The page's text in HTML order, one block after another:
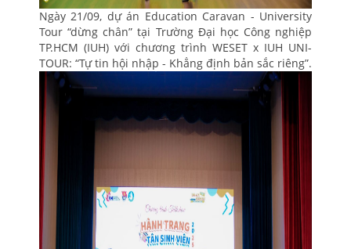
Ngày 21/09, dự án Education Caravan - University
Tour “dừng chân” tại Trường Đại học Công nghiệp
TP.HCM (IUH) với chương trình WESET x IUH UNI-
TOUR: “Tự tin hội nhập - Khẳng định bản sắc riêng”.